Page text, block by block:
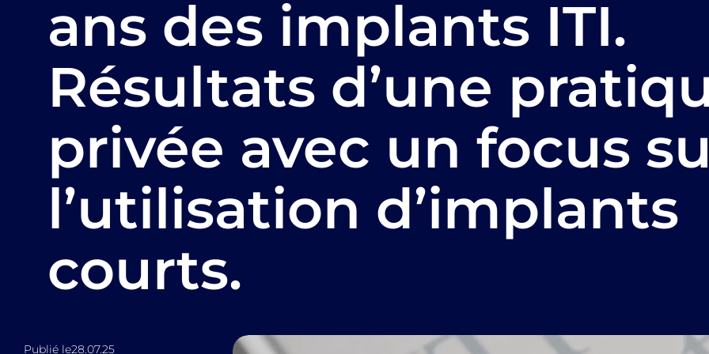
ans des implants ITI.
Résultats d’une
privée avec un focus
l’utilisation d’implants
courts.
Publié le28.07.25